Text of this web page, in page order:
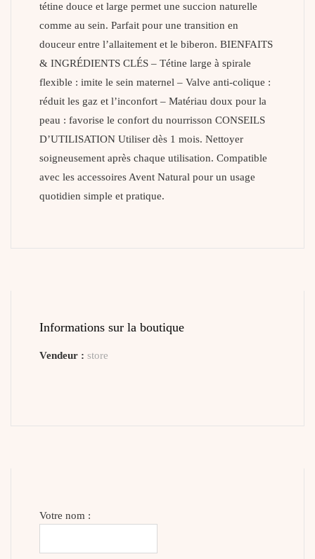
tétine douce et large permet une succion naturelle
comme au sein. Parfait pour une transition en
douceur entre l’allaitement et le biberon. BIENFAITS
& INGRÉDIENTS CLÉS – Tétine large à spirale
flexible : imite le sein maternel – Valve anti-colique :
réduit les gaz et l’inconfort – Matériau doux pour la
peau : favorise le confort du nourrisson CONSEILS
D’UTILISATION Utiliser dès 1 mois. Nettoyer
soigneusement après chaque utilisation. Compatible
avec les accessoires Avent Natural pour un usage
quotidien simple et pratique.
Informations sur la boutique
Vendeur : store
Votre nom :